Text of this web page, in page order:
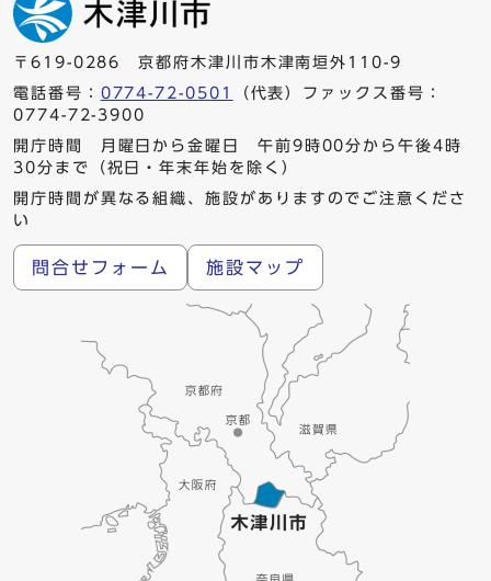
〒619-0286 京都府木津川市木津南垣外110-9
電話番号： 0774-72-0501
（代表）ファックス番号：
0774-72-3900
開庁時間 月曜日から金曜日 午前9時00分から午後4時
30分まで（祝日・年末年始を除く）
開庁時間が異なる組織、施設がありますのでご注意くださ
い
問合せフォーム 施設マップ